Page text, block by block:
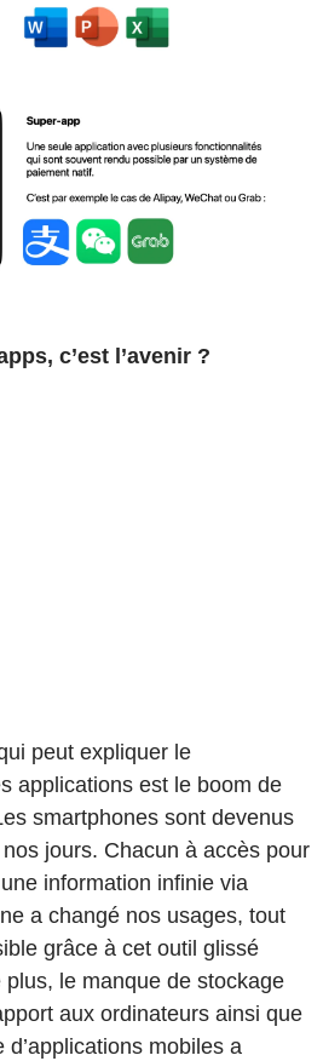
c’est l’avenir ?
peut expliquer le
applications est le boom de
smartphones sont devenus
jours. Chacun à accès pour
information infinie via
a changé nos usages, tout
grâce à cet outil glissé
le manque de stockage
aux ordinateurs ainsi que
d’applications mobiles a